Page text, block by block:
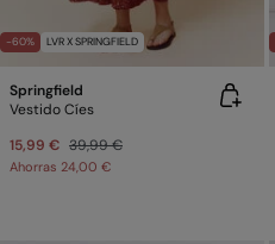
-60% LVR X SPRINGFIELD
Springfield
Vestido Cíes
15,99 € 39,99 €
Ahorras 24,00 €